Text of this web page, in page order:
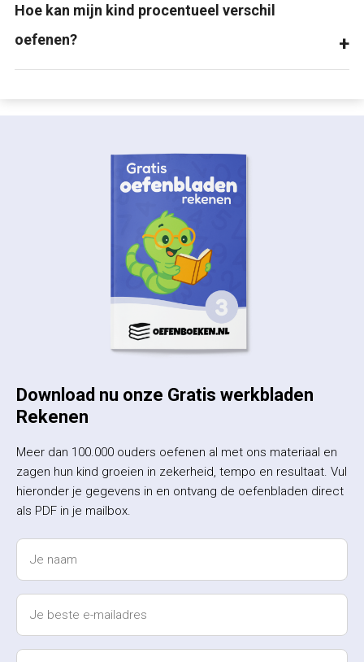
Hoe kan mijn kind procentueel verschil
oefenen?
Download nu onze Gratis werkbladen
Rekenen
Meer dan 100.000 ouders oefenen al met ons materiaal en
zagen hun kind groeien in zekerheid, tempo en resultaat. Vul
hieronder je gegevens in en ontvang de oefenbladen direct
als PDF in je mailbox.